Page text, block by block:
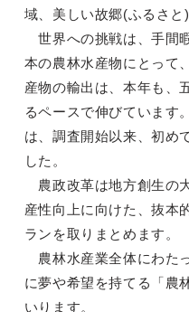
域、美しい故郷(ふるさと
世界への挑戦は、手間
本の農林水産物にとって
産物の輸出は、本年も、
るペースで伸びています
は、調査開始以来、初め
した。
農政改革は地方創生の
産性向上に向けた、抜本
ランを取りまとめます。
農林水産業全体にわた
に夢や希望を持てる「農
いります。